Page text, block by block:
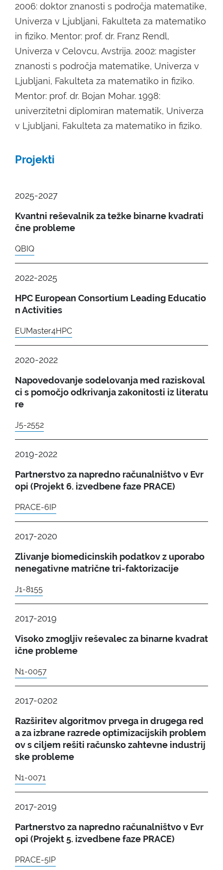
2006: doktor znanosti s področja matematike,
Univerza v Ljubljani, Fakulteta za matematiko
in fiziko. Mentor: prof. dr. Franz Rendl,
Univerza v Celovcu, Avstrija. 2002: magister
znanosti s področja matematike, Univerza v
Ljubljani, Fakulteta za matematiko in fiziko.
Mentor: prof. dr. Bojan Mohar. 1998:
univerzitetni diplomiran matematik, Univerza
v Ljubljani, Fakulteta za matematiko in fiziko.
Projekti
2025-2027
Kvantni reševalnik za težke binarne kvadrati
čne probleme
QBIQ
2022-2025
HPC European Consortium Leading Educatio
n Activities
EUMaster4HPC
2020-2022
Napovedovanje sodelovanja med raziskoval
ci s pomočjo odkrivanja zakonitosti iz literatu
re
J5-2552
2019-2022
Partnerstvo za napredno računalništvo v Evr
opi (Projekt 6. izvedbene faze PRACE)
PRACE-6IP
2017-2020
Zlivanje biomedicinskih podatkov z uporabo
nenegativne matrične tri-faktorizacije
J1-8155
2017-2019
Visoko zmogljiv reševalec za binarne kvadrat
ične probleme
N1-0057
2017-0202
Razširitev algoritmov prvega in drugega red
a za izbrane razrede optimizacijskih problem
ov s ciljem rešiti računsko zahtevne industrij
ske probleme
N1-0071
2017-2019
Partnerstvo za napredno računalništvo v Evr
opi (Projekt 5. izvedbene faze PRACE)
PRACE-5IP